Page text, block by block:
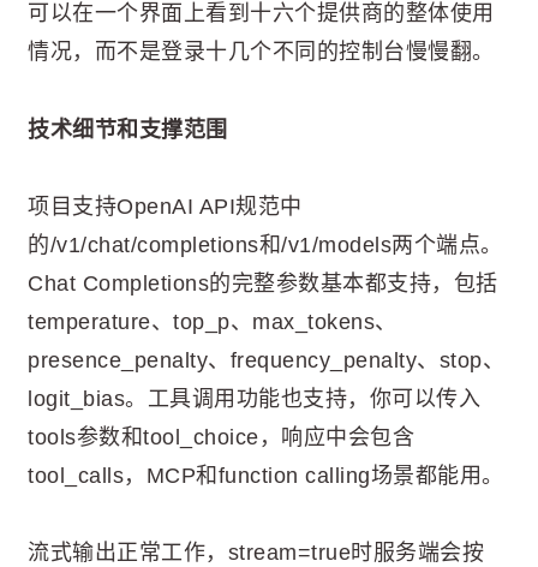
可以在一个界面上看到十六个提供商的整体使用
情况，而不是登录十几个不同的控制台慢慢翻。
技术细节和支撑范围
项目支持OpenAI API规范中
的/v1/chat/completions和/v1/models两个端点。
Chat Completions的完整参数基本都支持，包括
temperature、top_p、max_tokens、
presence_penalty、frequency_penalty、stop、
logit_bias。工具调用功能也支持，你可以传入
tools参数和tool_choice，响应中会包含
tool_calls，MCP和function calling场景都能用。
流式输出正常工作，stream=true时服务端会按